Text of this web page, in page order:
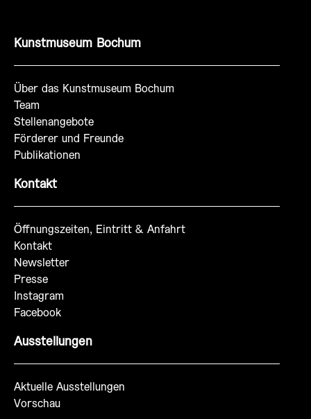
Kunstmuseum Bochum
Über das Kunstmuseum Bochum
Team
Stellenangebote
Förderer und Freunde
Publikationen
Kontakt
Öffnungszeiten, Eintritt & Anfahrt
Kontakt
Newsletter
Presse
Instagram
Facebook
Ausstellungen
Aktuelle Ausstellungen
Vorschau